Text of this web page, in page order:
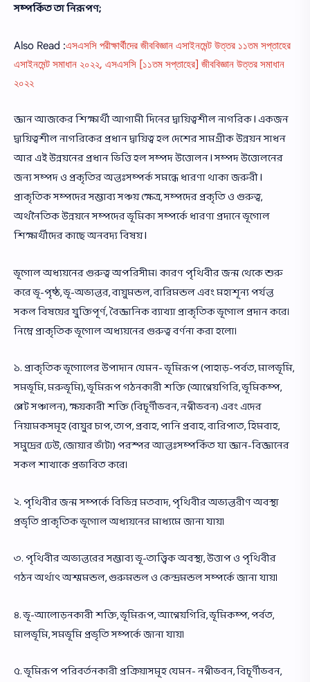
সম্পর্কিত তা নিরূপণ;
Also Read :এসএসসি পরীক্ষার্থীদের জীববিজ্ঞান এসাইনমেন্ট উত্তর ১১তম সপ্তাহের
এসাইনমেন্ট সমাধান ২০২২, এসএসসি [১১তম সপ্তাহের] জীববিজ্ঞান উত্তর সমাধান
২০২২
জ্ঞান আজকের শিক্ষার্থী আগামী দিনের দ্বায়িত্বশীল নাগরিক l একজন
দ্বায়িত্বশীল নাগরিকের প্রধান দ্বায়িত্ব হল দেশের সামগ্রীক উন্নয়ন সাধন
আর এই উন্নয়নের প্রধান ভিত্তি হল সম্পদ উত্তোলন l সম্পদ উত্তোলনের
জন্য সম্পদ ও প্রকৃতির অন্তঃসম্পর্ক সমন্ধে ধারণা থাকা জরুরী l
প্রাকৃতিক সম্পদের সম্ভাব্য সঞ্চয় ক্ষেত্র, সম্পদের প্রকৃতি ও গুরুত্ব,
অর্থনৈতিক উন্নয়নে সম্পদের ভূমিকা সম্পর্কে ধারণা প্রদানে ভূগোল
শিক্ষার্থীদের কাছে অনবদ্য বিষয় l
ভূগোল অধ্যয়নের গুরুত্ব অপরিসীম। কারণ পৃথিবীর জন্ম থেকে শুরু
করে ভূ-পৃষ্ঠ, ভূ-অভ্যন্তর, বায়ুমন্ডল, বারিমন্ডল এবং মহাশূন্য পর্যন্ত
সকল বিষয়ের যুক্তিপূর্ণ, বৈজ্ঞানিক ব্যাখ্যা প্রাকৃতিক ভূগোল প্রদান করে।
নিম্নে প্রাকৃতিক ভূগোল অধ্যয়নের গুরুত্ব বর্ণনা করা হলো।
১. প্রাকৃতিক ভূগোলের উপাদান যেমন- ভূমিরূপ (পাহাড়-পর্বত, মালভূমি,
সমভূমি, মরুভূমি), ভূমিরূপ গঠনকারী শক্তি (আগ্নেয়গিরি, ভূমিকম্প,
প্লেট সঞ্চালন), ক্ষয়কারী শক্তি (বিচূর্ণীভবন, নগ্নীভবন) এবং এদের
নিয়ামকসমূহ (বায়ুর চাপ, তাপ, প্রবাহ, পানি প্রবাহ, বারিপাত, হিমবাহ,
সমুদ্রের ঢেউ, জোয়ার ভাঁটা) পরস্পর আন্তঃসম্পর্কিত যা জ্ঞান-বিজ্ঞানের
সকল শাখাকে প্রভাবিত করে।
২. পৃথিবীর জন্ম সম্পর্কে বিভিন্ন মতবাদ, পৃথিবীর অভ্যন্তরীণ অবস্থা
প্রভৃতি প্রাকৃতিক ভূগোল অধ্যয়নের মাধ্যমে জানা যায়।
৩. পৃথিবীর অভ্যন্তরের সম্ভাব্য ভূ-তাত্ত্বিক অবস্থা, উত্তাপ ও পৃথিবীর
গঠন অর্থাৎ অশ্মমন্ডল, গুরুমন্ডল ও কেন্দ্রমন্ডল সম্পর্কে জানা যায়।
৪. ভূ-আলোড়নকারী শক্তি, ভূমিরূপ, আগ্নেয়গিরি, ভূমিকম্প, পর্বত,
মালভূমি, সমভূমি প্রভৃতি সম্পর্কে জানা যায়।
৫. ভূমিরূপ পরিবর্তনকারী প্রক্রিয়াসমূহ যেমন- নগ্নীভবন, বিচূর্ণীভবন,